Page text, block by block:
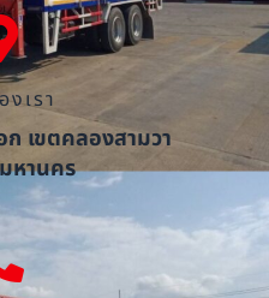
เรา
เขตคลองสามวา
หานคร